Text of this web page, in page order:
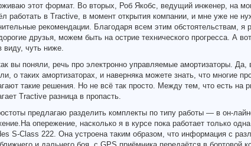
этот формат. Во вторых, Роб Якобс, ведущий инженер, на
работать в Tractive, в момент открытия компании, и мне уже не
рекомендации. Благодаря всем этим обстоятельствам, я
друзья, можем быть на острие технического прогресса. А
виду, чуть ниже.
вы поняли, речь про электронно управляемые амортизаторы. Да,
о таких амортизаторах, и наверняка можете знать, что многие
такие решения. Но не всё так просто. Между тем, что есть на
Tractive разница в пропасть.
предлагаю разделить комплекты по типу работы — в он-
опережение, насколько я в курсе пока работает только
S-Class 222. Она устроена таким образом, что информация с